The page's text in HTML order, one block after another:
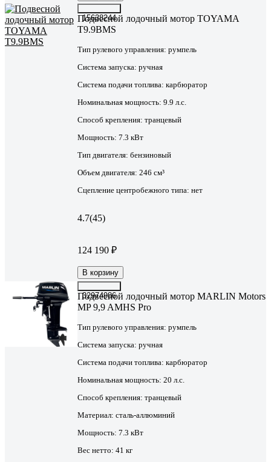
15638244
Подвесной лодочный мотор TOYAMA
T9.9BMS
Тип рулевого управления: румпель
Система запуска: ручная
Система подачи топлива: карбюратор
Номинальная мощность: 9.9 л.с.
Способ крепления: транцевый
Мощность: 7.3 кВт
Тип двигателя: бензиновый
Объем двигателя: 246 см³
Сцепление центробежного типа: нет
4.7(45)
124 190 ₽
В корзину
32974986
Подвесной лодочный мотор MARLIN Motors
MP 9,9 AMHS Pro
Тип рулевого управления: румпель
Система запуска: ручная
Система подачи топлива: карбюратор
Номинальная мощность: 20 л.с.
Способ крепления: транцевый
Материал: сталь-аллюминий
Мощность: 7.3 кВт
Вес нетто: 41 кг